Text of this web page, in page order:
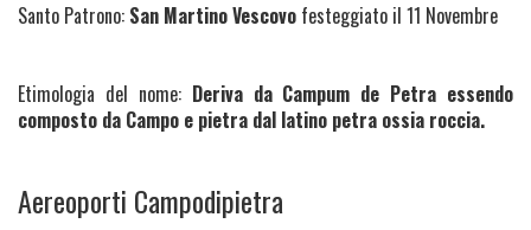
Santo Patrono: San Martino Vescovo festeggiato il 11 Novembre
Etimologia del nome: Deriva da Campum de Petra essendo
composto da Campo e pietra dal latino petra ossia roccia.
Aereoporti Campodipietra